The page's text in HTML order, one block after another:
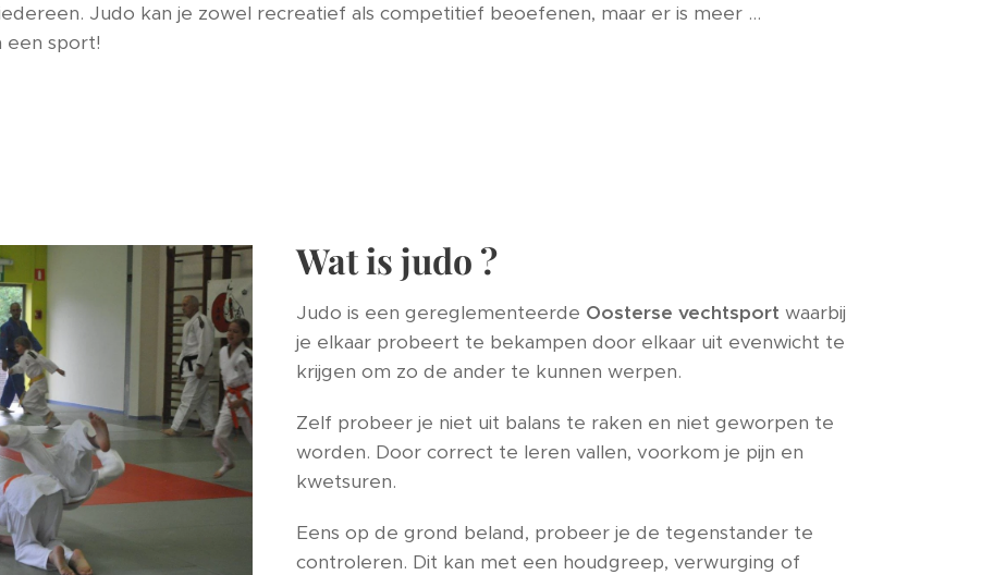
Judo kan je zowel recreatief als competitief beoefenen, maar er is meer …
een sport!
Wat is judo ?
Judo is een gereglementeerde Oosterse vechtsport waarbij
je elkaar probeert te bekampen door elkaar uit evenwicht te
krijgen om zo de ander te kunnen werpen.
Zelf probeer je niet uit balans te raken en niet geworpen te
worden. Door correct te leren vallen, voorkom je pijn en
kwetsuren.
Eens op de grond beland, probeer je de tegenstander te
controleren. Dit kan met een houdgreep, verwurging of